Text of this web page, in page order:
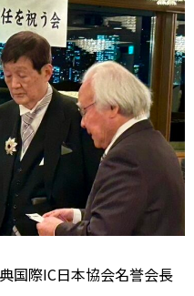
国際IC日本協会名誉会長